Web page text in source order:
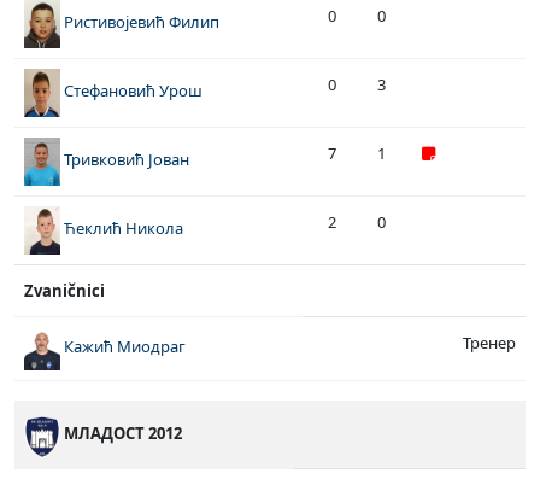
Ристивојевић Филип 0 0
Стефановић Урош 0 3
Тривковић Јован 7 1
Ћеклић Никола 2 0
Zvaničnici
Кажић Миодраг Тренер
МЛАДОСТ 2012